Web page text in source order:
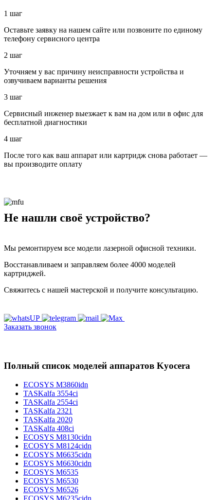
1 шаг
Оставьте заявку на нашем сайте или позвоните по единому
телефону сервисного центра
2 шаг
Уточняем у вас причину неисправности устройства и
озвучиваем варианты решения
3 шаг
Сервисный инженер выезжает к вам на дом или в офис для
бесплатной диагностики
4 шаг
После того как ваш аппарат или картридж снова работает —
вы производите оплату
Не нашли своё устройство?
Мы ремонтируем все модели лазерной офисной техники.
Восстанавливаем и заправляем более 4000 моделей
картриджей.
Свяжитесь с нашей мастерской и получите консультацию.
Заказать звонок
Полный список моделей аппаратов Kyocera
ECOSYS M3860idn
TASKalfa 3554ci
TASKalfa 2554ci
TASKalfa 2321
TASKalfa 2020
TASKalfa 408ci
ECOSYS M8130cidn
ECOSYS M8124cidn
ECOSYS M6635cidn
ECOSYS M6630cidn
ECOSYS M6535
ECOSYS M6530
ECOSYS M6526
ECOSYS M6235cidn